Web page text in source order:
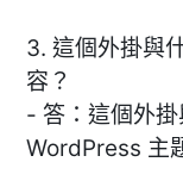
3. 這個外掛與
容？
- 答：這個外
WordPress 主